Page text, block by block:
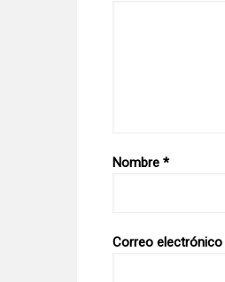
Nombre *
Correo electrónico